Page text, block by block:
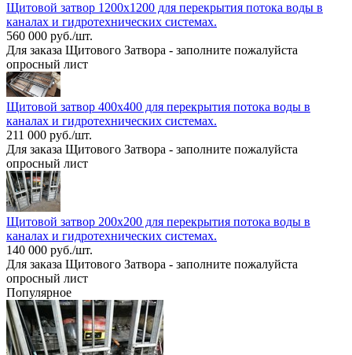
Щитовой затвор 1200х1200 для перекрытия потока воды в
каналах и гидротехнических системах.
560 000 руб./шт.
Для заказа Щитового Затвора - заполните пожалуйста
опросный лист
Щитовой затвор 400х400 для перекрытия потока воды в
каналах и гидротехнических системах.
211 000 руб./шт.
Для заказа Щитового Затвора - заполните пожалуйста
опросный лист
Щитовой затвор 200х200 для перекрытия потока воды в
каналах и гидротехнических системах.
140 000 руб./шт.
Для заказа Щитового Затвора - заполните пожалуйста
опросный лист
Популярное